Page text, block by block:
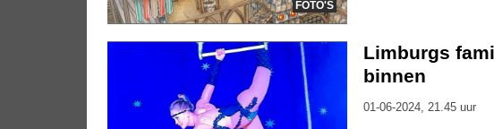
FOTO'S
Limburgs
binnen
01-06-2024, 21.45 uur